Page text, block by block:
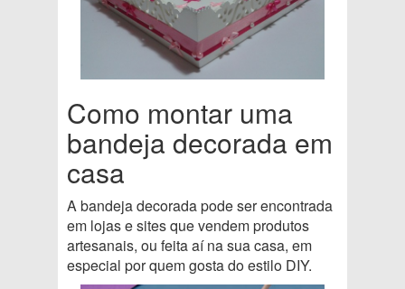
Como montar uma
bandeja decorada em
casa
A bandeja decorada pode ser encontrada
em lojas e sites que vendem produtos
artesanais, ou feita aí na sua casa, em
especial por quem gosta do estilo DIY.